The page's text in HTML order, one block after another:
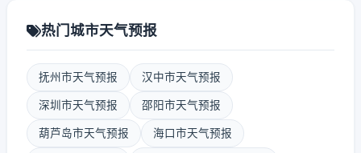
热门城市天气预报
抚州市天气预报 汉中市天气预报
深圳市天气预报 邵阳市天气预报
葫芦岛市天气预报 海口市天气预报